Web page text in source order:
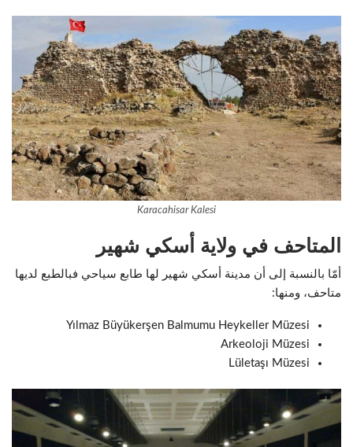
Karacahisar Kalesi
المتاحف في ولاية أسكي شهير
أمّا بالنسبة إلى أن مدينة أسكي شهير لها طابع سياحي فبالطبع لديها
متاحف، ومنها:
Yılmaz Büyükerşen Balmumu Heykeller Müzesi
Arkeoloji Müzesi
Lületaşı Müzesi